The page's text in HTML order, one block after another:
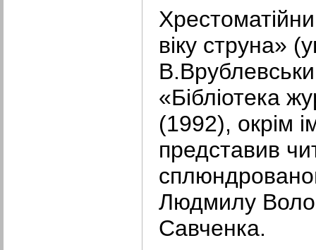
віку струна»
«Бібліотека
(1992), окрім
представив
Людмилу
Савченка.